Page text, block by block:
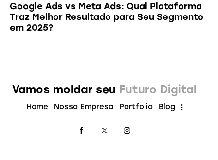
Google Ads vs Meta Ads: Qual Plataforma
Traz Melhor Resultado para Seu Segmento
em 2025?
Vamos moldar seu Futuro Digital
Home Nossa Empresa Portfolio Blog